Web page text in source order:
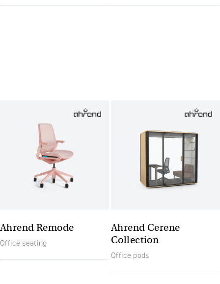
Ahrend Remode
Office seating
Ahrend Cerene
Collection
Office pods